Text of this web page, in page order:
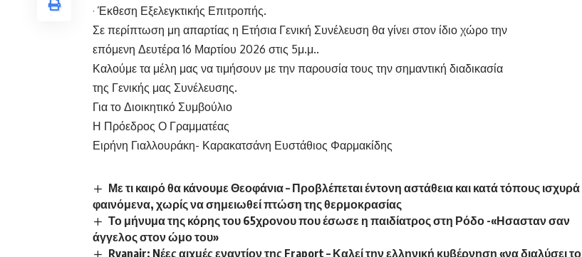
· Έκθεση Εξελεγκτικής Επιτροπής.
Σε περίπτωση μη απαρτίας η Ετήσια Γενική Συνέλευση θα γίνει στον ίδιο χώρο την
επόμενη Δευτέρα 16 Μαρτίου 2026 στις 5μ.μ..
Καλούμε τα μέλη μας να τιμήσουν με την παρουσία τους την σημαντική διαδικασία
της Γενικής μας Συνέλευσης.
Για το Διοικητικό Συμβούλιο
Η Πρόεδρος Ο Γραμματέας
Ειρήνη Γιαλλουράκη- Καρακατσάνη Ευστάθιος Φαρμακίδης
Με τι καιρό θα κάνουμε Θεοφάνια – Προβλέπεται έντονη αστάθεια και κατά τόπους ισχυρά
φαινόμενα, χωρίς να σημειωθεί πτώση της θερμοκρασίας
Το μήνυμα της κόρης του 65χρονου που έσωσε η παιδίατρος στη Ρόδο -«Ησασταν σαν
άγγελος στον ώμο του»
Ryanair: Nέες αιχμές εναντίον της Fraport – Καλεί την ελληνική κυβέρνηση «να διαλύσει το